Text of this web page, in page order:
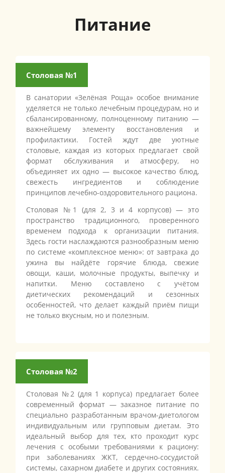
Питание
Столовая №1
В санатории «Зелёная Роща» особое внимание
уделяется не только лечебным процедурам, но и
сбалансированному, полноценному питанию —
важнейшему элементу восстановления и
профилактики. Гостей ждут две уютные
столовые, каждая из которых предлагает свой
формат обслуживания и атмосферу, но
объединяет их одно — высокое качество блюд,
свежесть ингредиентов и соблюдение
принципов лечебно-оздоровительного рациона.
Столовая №1 (для 2, 3 и 4 корпусов) — это
пространство традиционного, проверенного
временем подхода к организации питания.
Здесь гости наслаждаются разнообразным меню
по системе «комплексное меню»: от завтрака до
ужина вы найдёте горячие блюда, свежие
овощи, каши, молочные продукты, выпечку и
напитки. Меню составлено с учётом
диетических рекомендаций и сезонных
особенностей, что делает каждый приём пищи
не только вкусным, но и полезным.
Столовая №2
Столовая №2 (для 1 корпуса) предлагает более
современный формат — заказное питание по
специально разработанным врачом-диетологом
индивидуальным или групповым диетам. Это
идеальный выбор для тех, кто проходит курс
лечения с особыми требованиями к рациону:
при заболеваниях ЖКТ, сердечно-сосудистой
системы, сахарном диабете и других состояниях.